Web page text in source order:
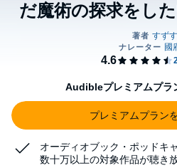
だ魔術の探求をし
Audibleプレミアムプラ
プレミアムプラン
オーディオブック・ポッドキ
数十万以上の対象作品が聴き放